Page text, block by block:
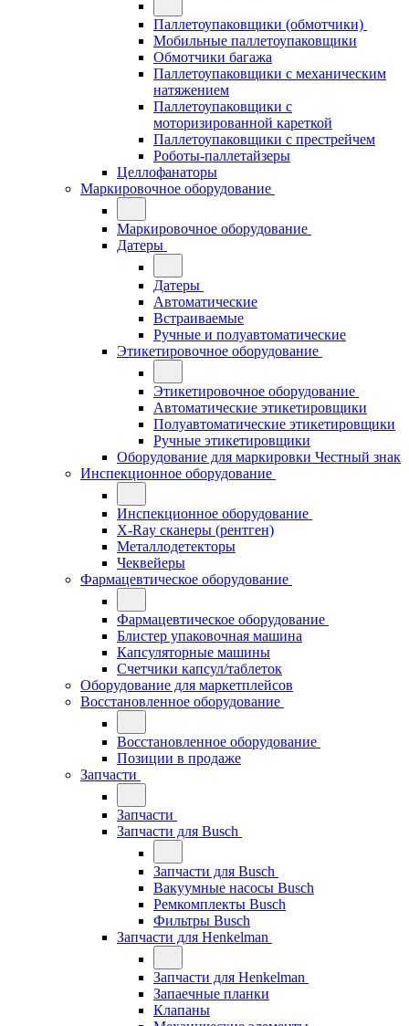
Паллетоупаковщики (обмотчики)
Мобильные паллетоупаковщики
Обмотчики багажа
Паллетоупаковщики с механическим
натяжением
Паллетоупаковщики с
моторизированной кареткой
Паллетоупаковщики с престрейчем
Роботы-паллетайзеры
Целлофанаторы
Маркировочное оборудование
Маркировочное оборудование
Датеры
Датеры
Автоматические
Встраиваемые
Ручные и полуавтоматические
Этикетировочное оборудование
Этикетировочное оборудование
Автоматические этикетировщики
Полуавтоматические этикетировщики
Ручные этикетировщики
Оборудование для маркировки Честный знак
Инспекционное оборудование
Инспекционное оборудование
X-Ray сканеры (рентген)
Металлодетекторы
Чеквейеры
Фармацевтическое оборудование
Фармацевтическое оборудование
Блистер упаковочная машина
Капсуляторные машины
Счетчики капсул/таблеток
Оборудование для маркетплейсов
Восстановленное оборудование
Восстановленное оборудование
Позиции в продаже
Запчасти
Запчасти
Запчасти для Busch
Запчасти для Busch
Вакуумные насосы Busch
Ремкомплекты Busch
Фильтры Busch
Запчасти для Henkelman
Запчасти для Henkelman
Запаечные планки
Клапаны